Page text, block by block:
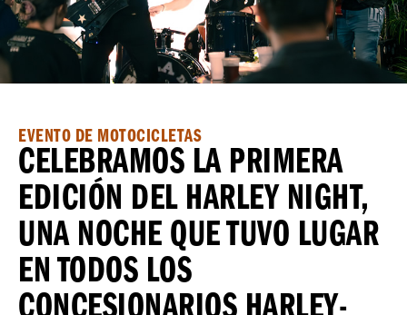
EVENTO DE MOTOCICLETAS
CELEBRAMOS LA PRIMERA
EDICIÓN DEL HARLEY NIGHT,
UNA NOCHE QUE TUVO LUGAR
EN TODOS LOS